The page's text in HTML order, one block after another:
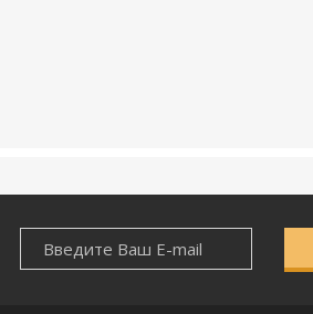
НОВОСТНАЯ
РАССЫЛКА